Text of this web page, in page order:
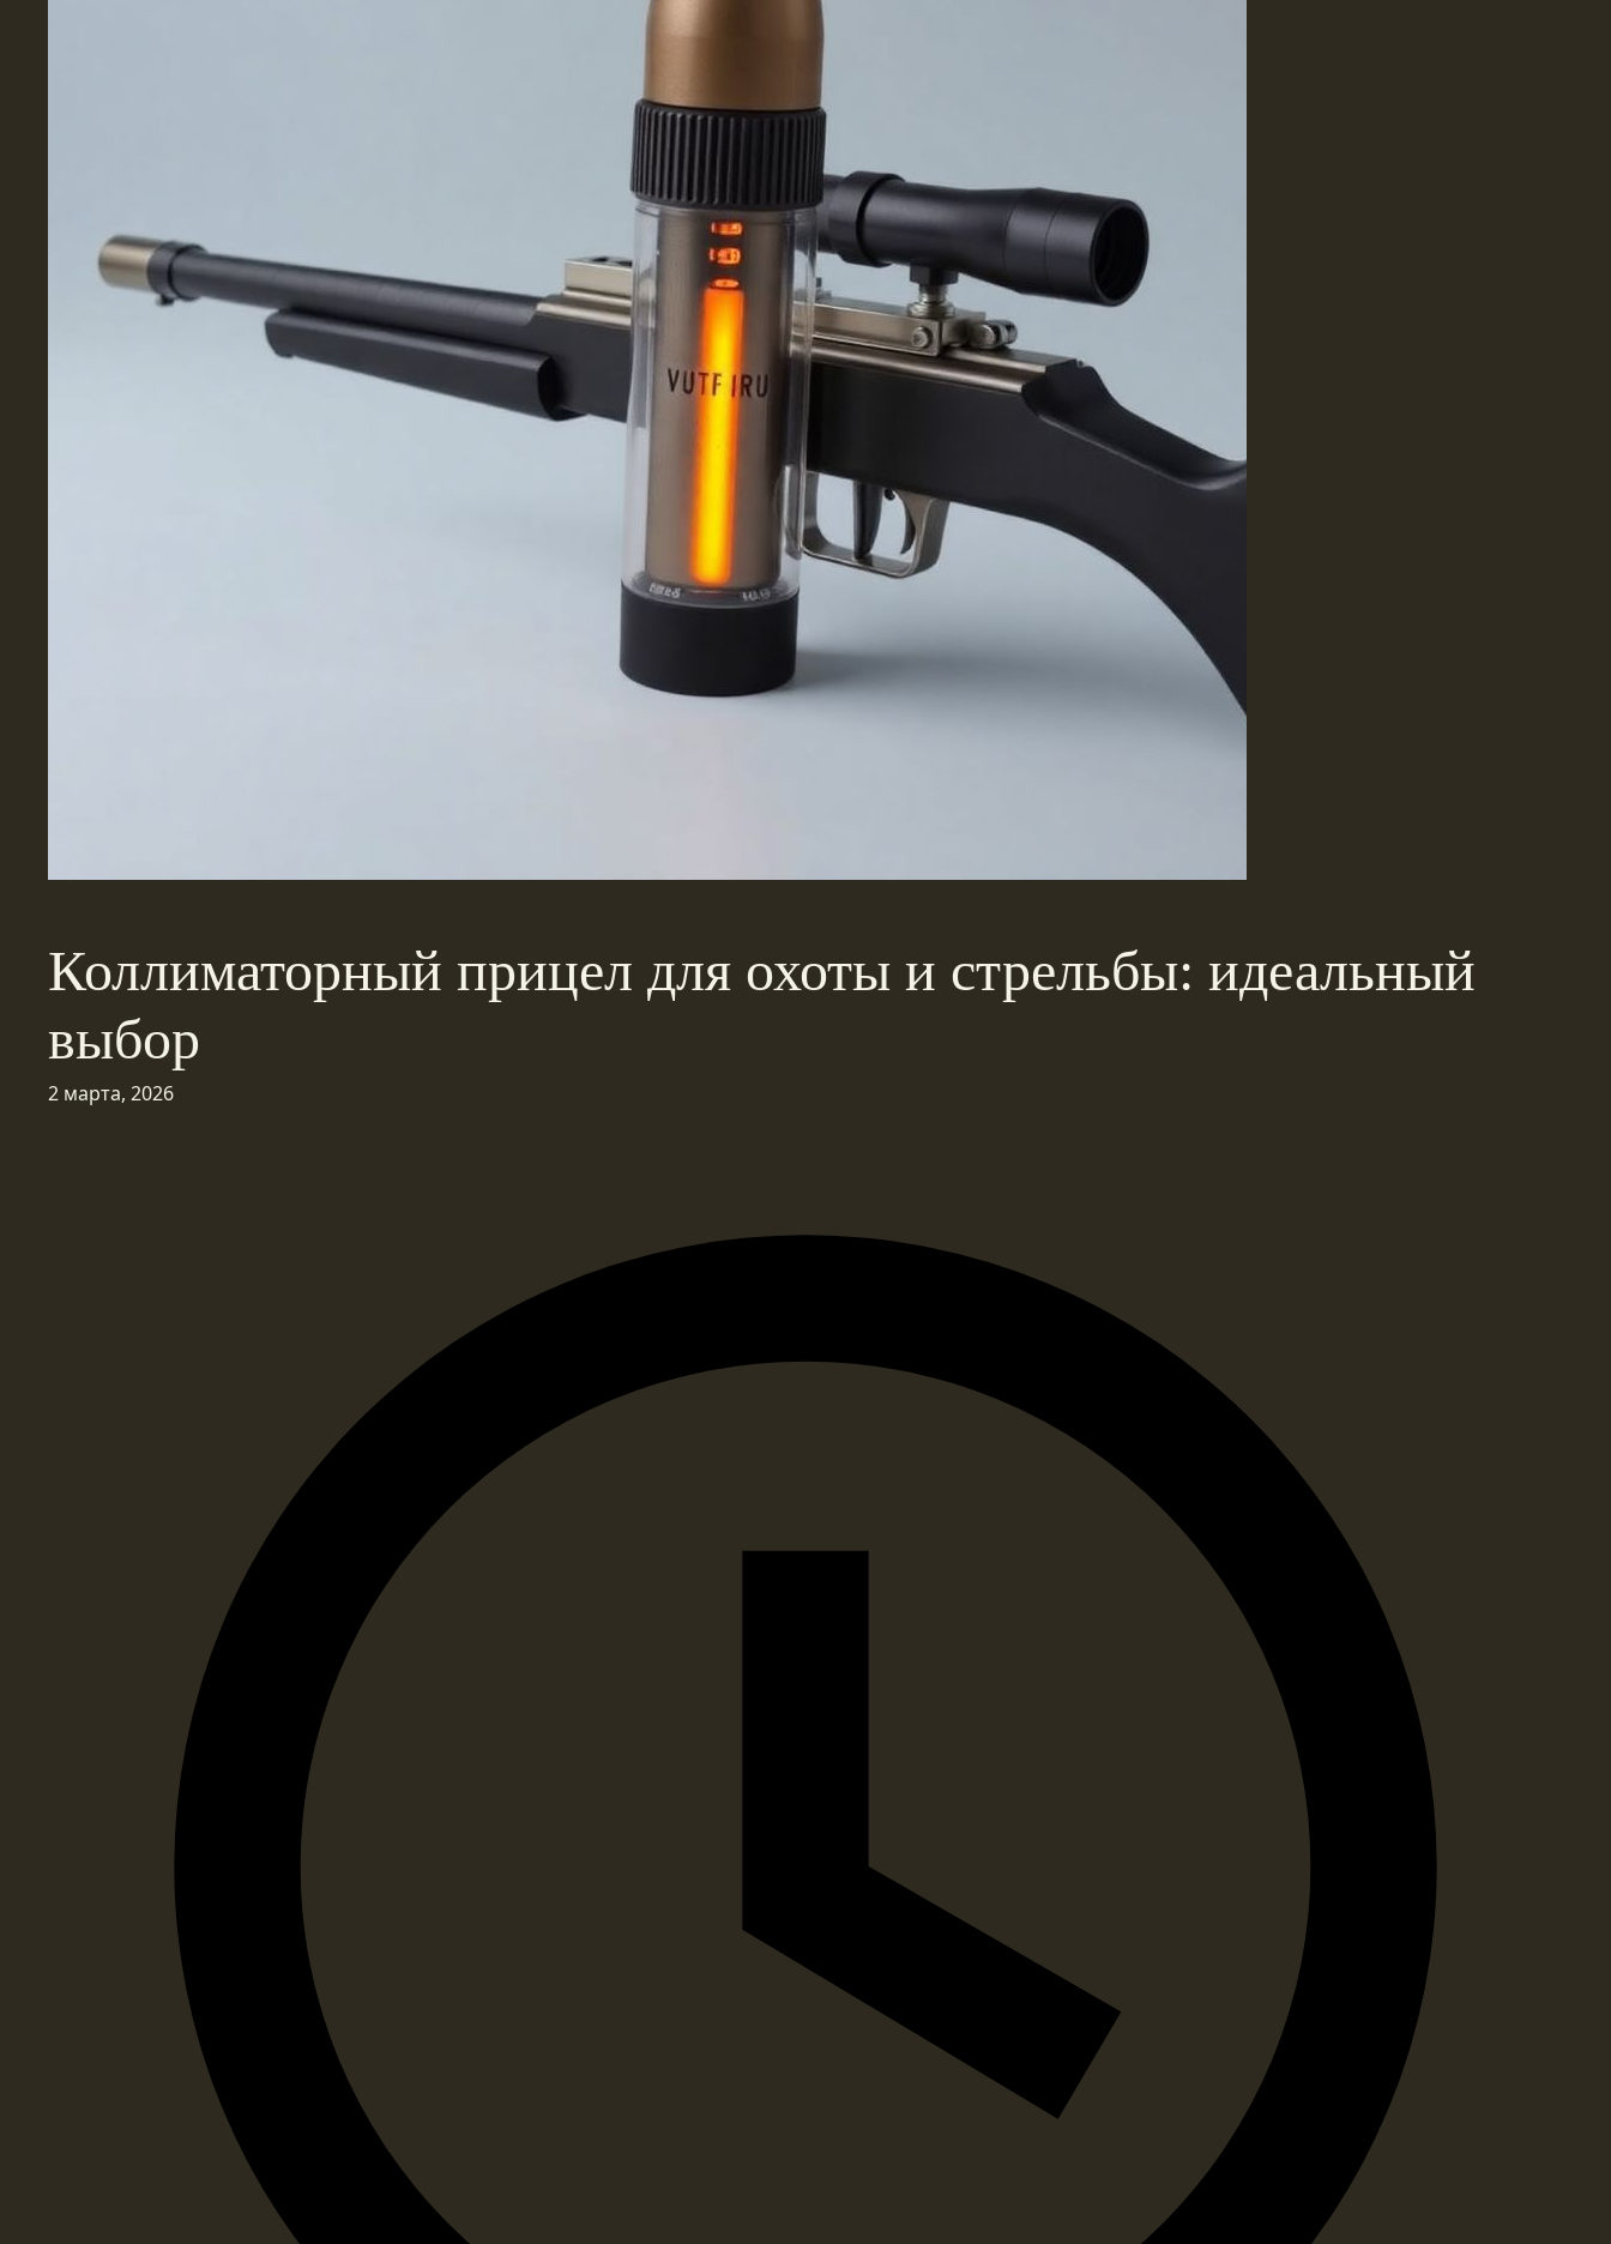
Коллиматорный прицел для охоты и стрельбы: идеальный
выбор
2 марта, 2026